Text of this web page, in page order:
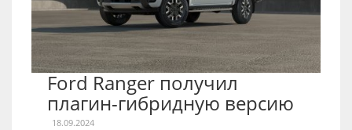
Ford Ranger получил
плагин-гибридную версию
18.09.2024